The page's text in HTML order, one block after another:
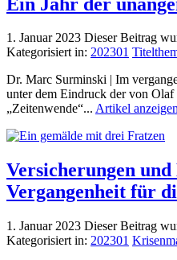
1. Januar 2023 Dieser Beitrag
Kategorisiert in: 202301
Dr. Marc Surminski | Im
unter dem Eindruck der von
„Zeitenwende“... Artikel
Versicherungen
Vergangenheit für
1. Januar 2023 Dieser Beitrag
Kategorisiert in: 202301